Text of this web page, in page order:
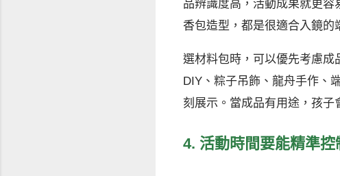
品辨識度高，活動成果就更容
香包造型，都是很適合入鏡的
選材料包時，可以優先考慮
DIY、粽子吊飾、龍舟手作、
刻展示。當成品有用途，孩子
4. 活動時間要能精準控